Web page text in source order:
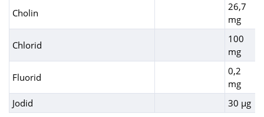
Cholin
26,7
mg
Chlorid
100
mg
Fluorid
0,2
mg
Jodid
30 µg